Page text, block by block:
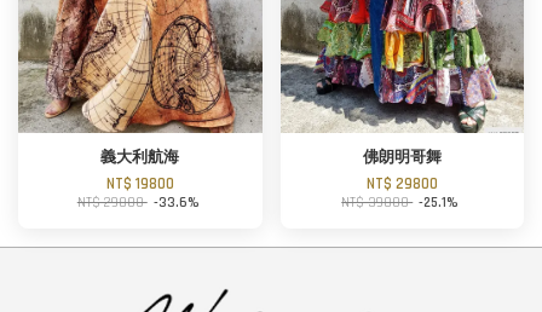
義大利航海
NT$ 19800
NT$ 29800 -33.6%
佛朗明哥舞
NT$ 29800
NT$ 39800 -25.1%